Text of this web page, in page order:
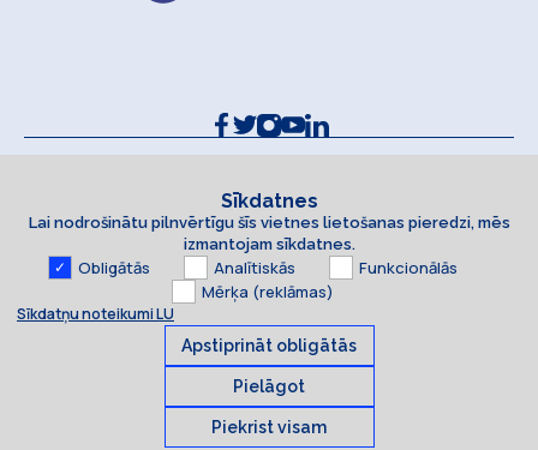
Kontakti un rekvizīti
Piekļūstamības paziņojums
Sīkdatnes
Lai nodrošinātu pilnvērtīgu šīs vietnes lietošanas pieredzi, mēs
izmantojam sīkdatnes.
Obligātās Analītiskās
Funkcionālās
Mērķa (reklāmas)
Sīkdatņu noteikumi LU
Apstiprināt obligātās
Pielāgot
Piekrist visam